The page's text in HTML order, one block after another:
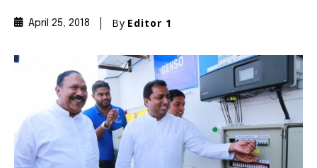
April 25, 2018 By Editor 1